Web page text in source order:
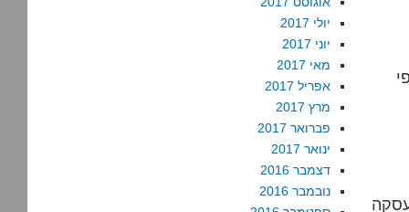
יולי 2017
יוני 2017
מאי 2017
אפריל 2017
מרץ 2017
פברואר 2017
ינואר 2017
דצמבר 2016
נובמבר 2016